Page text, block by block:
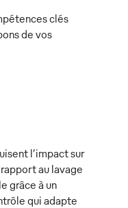
clés
de vos
l’impact sur
au lavage
grâce à un
qui adapte